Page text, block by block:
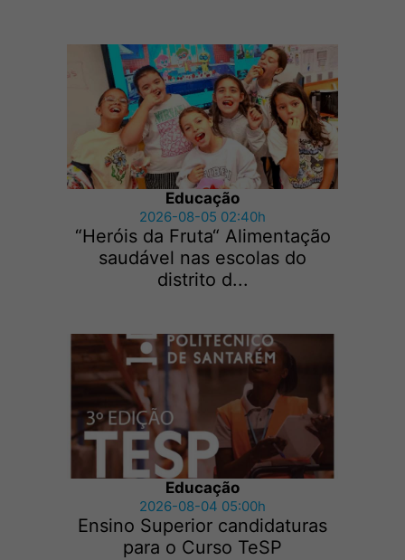
Educação
2026-08-05 02:40h
“Heróis da Fruta“ Alimentação
saudável nas escolas do
distrito d...
Educação
2026-08-04 05:00h
Ensino Superior candidaturas
para o Curso TeSP